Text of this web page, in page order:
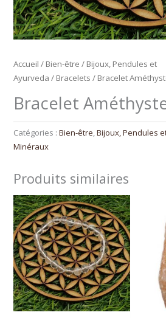
Accueil / Bien-être / Bijoux, Pendules et
Ayurveda / Bracelets / Bracelet
Bracelet
Catégories :Bien-être,Bijoux, Pendules
Minéraux
Produits similaires